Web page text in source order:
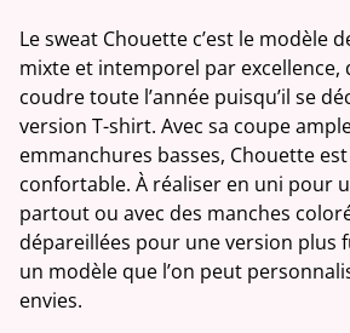
Le sweat Chouette c’est le modèle
mixte et intemporel par excellence,
coudre toute l’année puisqu’il se
version T-shirt. Avec sa coupe
emmanchures basses, Chouette
confortable. À réaliser en uni pour
partout ou avec des manches
dépareillées pour une version plus
un modèle que l’on peut
envies.